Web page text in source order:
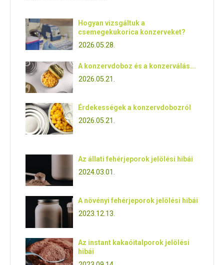
Hogyan vizsgáltuk a
csemegekukorica konzerveket?
2026.05.28.
A konzervdoboz és a konzerválás...
2026.05.21.
Érdekességek a konzervdobozról
2026.05.21.
Az állati fehérjeporok jelölési hibái
2024.03.01.
A növényi fehérjeporok jelölési hibái
2023.12.13.
Az instant kakaóitalporok jelölési
hibái